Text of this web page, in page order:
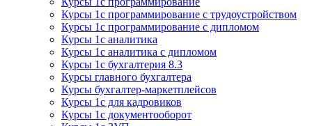
Курсы 1с программирование с трудоустройством
Курсы 1с программирование с дипломом
Курсы 1с аналитика
Курсы 1с аналитика с дипломом
Курсы 1с бухгалтерия 8.3
Курсы главного бухгалтера
Курсы бухгалтер-маркетплейсов
Курсы 1с для кадровиков
Курсы 1с документооборот